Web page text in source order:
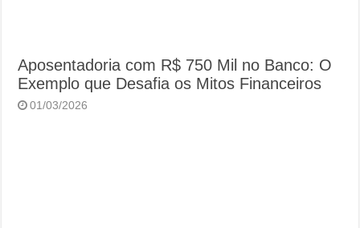
Aposentadoria com R$ 750 Mil no Banco: O
Exemplo que Desafia os Mitos Financeiros
01/03/2026